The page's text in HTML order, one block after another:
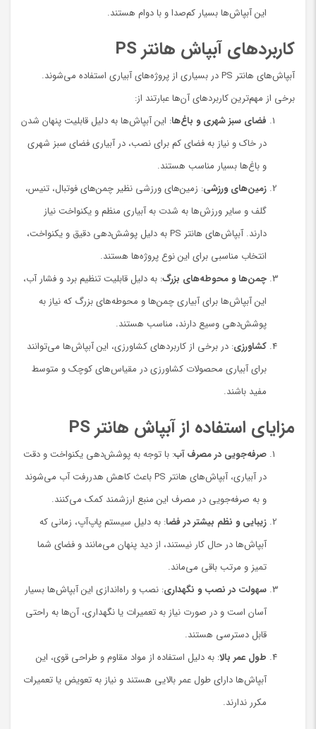
این آبپاش‌ها بسیار کم‌صدا و با دوام هستند.
کاربردهای آبپاش هانتر PS
آبپاش‌های هانتر PS در بسیاری از پروژه‌های آبیاری استفاده می‌شوند.
برخی از مهم‌ترین کاربردهای آن‌ها عبارتند از:
فضای سبز شهری و باغ‌ها: این آبپاش‌ها به دلیل قابلیت پنهان شدن
در خاک و نیاز به فضای کم برای نصب، در آبیاری فضای سبز شهری
و باغ‌ها بسیار مناسب هستند.
زمین‌های ورزشی: زمین‌های ورزشی نظیر چمن‌های فوتبال، تنیس،
گلف و سایر ورزش‌ها به شدت به آبیاری منظم و یکنواخت نیاز
دارند. آبپاش‌های هانتر PS به دلیل پوشش‌دهی دقیق و یکنواخت،
انتخاب مناسبی برای این نوع پروژه‌ها هستند.
چمن‌ها و محوطه‌های بزرگ: به دلیل قابلیت تنظیم برد و فشار آب،
این آبپاش‌ها برای آبیاری چمن‌ها و محوطه‌های بزرگ که نیاز به
پوشش‌دهی وسیع دارند، مناسب هستند.
کشاورزی: در برخی از کاربردهای کشاورزی، این آبپاش‌ها می‌توانند
برای آبیاری محصولات کشاورزی در مقیاس‌های کوچک و متوسط
مفید باشند.
مزایای استفاده از آبپاش هانتر PS
صرفه‌جویی در مصرف آب: با توجه به پوشش‌دهی یکنواخت و دقت
در آبیاری، آبپاش‌های هانتر PS باعث کاهش هدررفت آب می‌شوند
و به صرفه‌جویی در مصرف این منبع ارزشمند کمک می‌کنند.
زیبایی و نظم بیشتر در فضا: به دلیل سیستم پاپ‌آپ، زمانی که
آبپاش‌ها در حال کار نیستند، از دید پنهان می‌مانند و فضای شما
تمیز و مرتب باقی می‌ماند.
سهولت در نصب و نگهداری: نصب و راه‌اندازی این آبپاش‌ها بسیار
آسان است و در صورت نیاز به تعمیرات یا نگهداری، آن‌ها به راحتی
قابل دسترسی هستند.
طول عمر بالا: به دلیل استفاده از مواد مقاوم و طراحی قوی، این
آبپاش‌ها دارای طول عمر بالایی هستند و نیاز به تعویض یا تعمیرات
مکرر ندارند.